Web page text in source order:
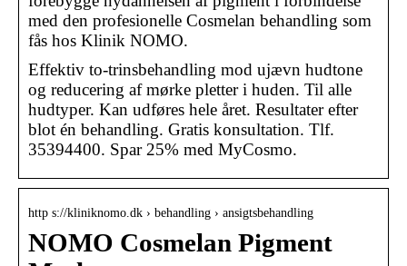
med den profesionelle Cosmelan behandling som
fås hos Klinik NOMO.
Effektiv to-trinsbehandling mod ujævn hudtone
og reducering af mørke pletter i huden. Til alle
hudtyper. Kan udføres hele året. Resultater efter
blot én behandling. Gratis konsultation. Tlf.
35394400. Spar 25% med MyCosmo.
http s://kliniknomo.dk › behandling › ansigtsbehandling
NOMO Cosmelan Pigment